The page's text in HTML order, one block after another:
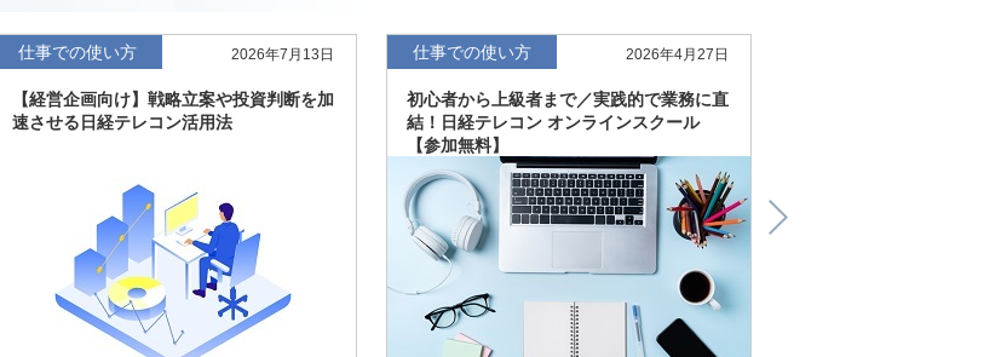
3月実
仕事での使い方 2026年7月13日
【経営企画向け】戦略立案や投資判断を加
速させる日経テレコン活用法
仕事での使い方 2026年4月27日
初心者から上級者まで／実践的で業務に直
結！日経テレコン オンラインスクール
【参加無料】